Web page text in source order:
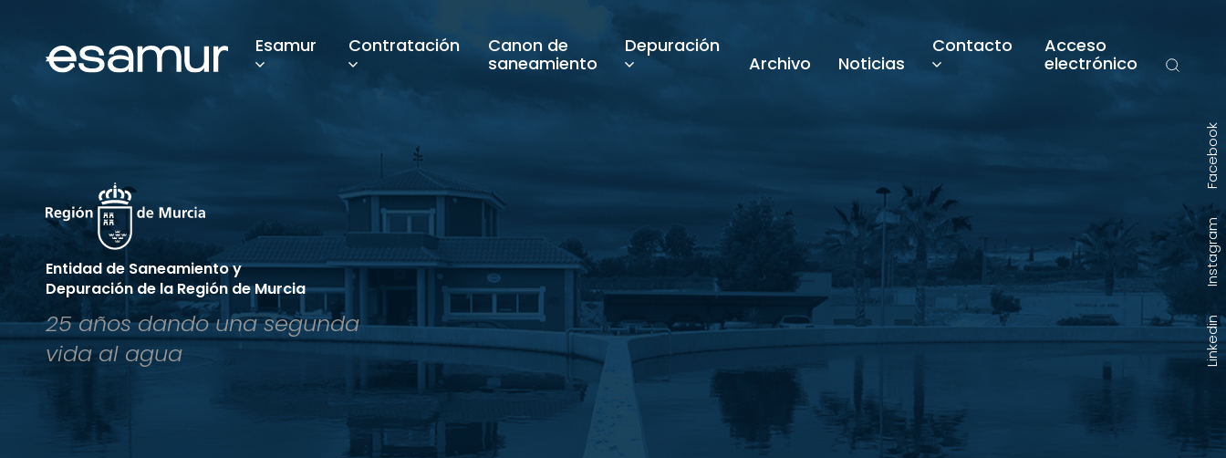
Esamur Contratación
Canon de
saneamiento
Depuración
Archivo
Noticias
Contacto
Acceso
electrónico
Entidad de Saneamiento y
Depuración de la Región de Murcia
25 años dando una segunda
vida al agua
Linkedin
Instagram
Facebook